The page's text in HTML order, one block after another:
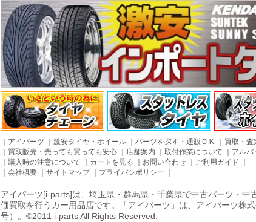
アイパーツ 激安タイヤ・ホイール パーツを探す・通販ＯＫ 買取・査
買取販売・売っても買っても安心 店舗案内 取付作業について アルバ
購入時の注意について カートを見る お問い合わせ ご利用ガイド
会社概要 サイトマップ｜ プライバシポリシー
アイパーツ[i-parts]は、埼玉県・群馬県・千葉県で中古パーツ・
価買取を行うカー用品店です。「アイパーツ」は、アイパーツ株
号）。©2011 i-parts All Rights Reserved.